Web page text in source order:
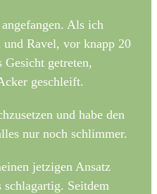
Als ich
und Ravel, vor knapp 20
getreten,
geschleift.
und habe den
nur noch schlimmer.
jetzigen Ansatz
schlagartig. Seitdem